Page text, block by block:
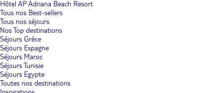
Hôtel AP Adriana Beach Resort
Tous nos Best-sellers
Tous nos séjours
Nos Top destinations
Séjours Grèce
Séjours Espagne
Séjours Maroc
Séjours Tunisie
Séjours Egypte
Toutes nos destinations